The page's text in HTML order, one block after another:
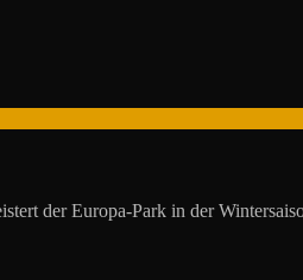
der Europa-Park in der